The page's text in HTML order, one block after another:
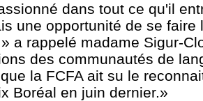
dans tout ce qu'il
une opportunité de se faire
a rappelé madame Sigur-
des communautés de
la FCFA ait su le
Boréal en juin dernier.»